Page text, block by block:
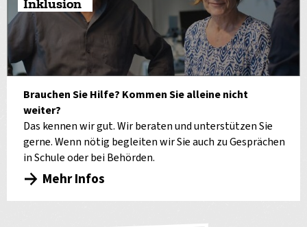
Inklusion
Brauchen Sie Hilfe? Kommen Sie alleine nicht
weiter?
Das kennen wir gut. Wir beraten und unterstützen Sie
gerne. Wenn nötig begleiten wir Sie auch zu Gesprächen
in Schule oder bei Behörden.
Mehr Infos